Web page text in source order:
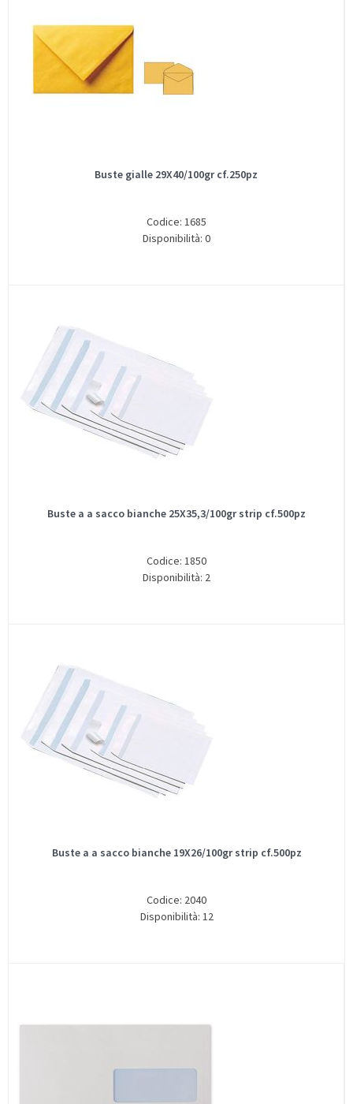
Buste gialle 29X40/100gr cf.250pz
Codice: 1685
Disponibilità: 0
Buste a a sacco bianche 25X35,3/100gr strip cf.500pz
Codice: 1850
Disponibilità: 2
Buste a a sacco bianche 19X26/100gr strip cf.500pz
Codice: 2040
Disponibilità: 12